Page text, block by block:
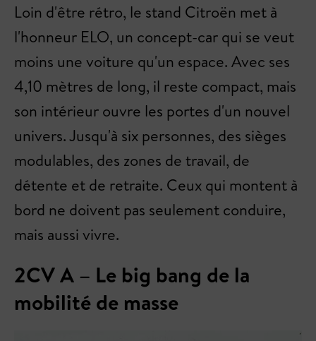
Loin d'être rétro, le stand Citroën met à
l'honneur ELO, un concept-car qui se veut
moins une voiture qu'un espace. Avec ses
4,10 mètres de long, il reste compact, mais
son intérieur ouvre les portes d'un nouvel
univers. Jusqu'à six personnes, des sièges
modulables, des zones de travail, de
détente et de retraite. Ceux qui montent à
bord ne doivent pas seulement conduire,
mais aussi vivre.
2CV A – Le big bang de la
mobilité de masse